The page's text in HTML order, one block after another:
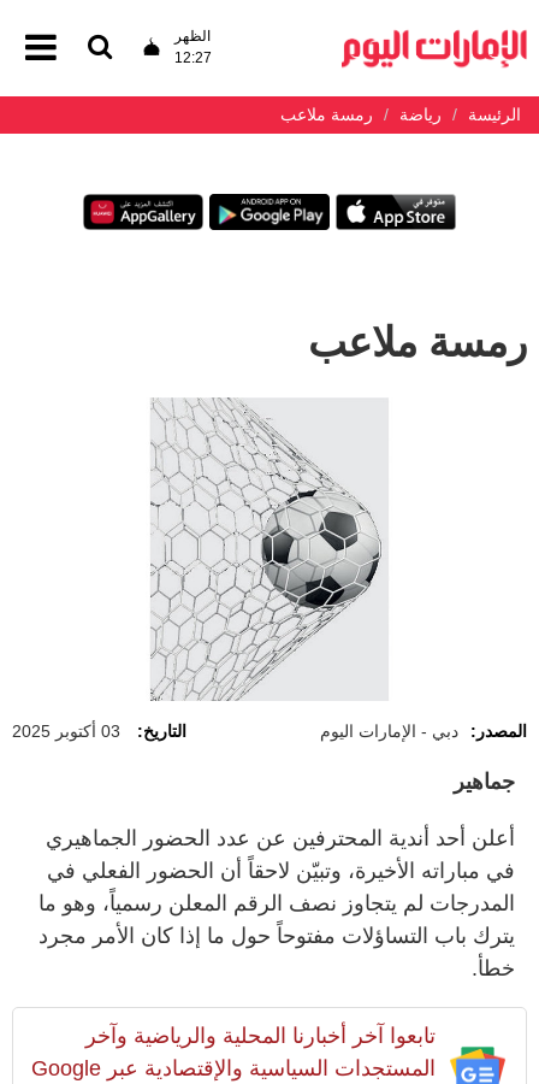
الظهر
12:27
الرئيسة رياضة رمسة ملاعب
رمسة ملاعب
المصدر: دبي - الإمارات اليوم التاريخ: 03 أكتوبر 2025
جماهير
أعلن أحد أندية المحترفين عن عدد الحضور الجماهيري
في مباراته الأخيرة، وتبيّن لاحقاً أن الحضور الفعلي في
المدرجات لم يتجاوز نصف الرقم المعلن رسمياً، وهو ما
يترك باب التساؤلات مفتوحاً حول ما إذا كان الأمر مجرد
خطأ.
تابعوا آخر أخبارنا المحلية والرياضية وآخر
المستجدات السياسية والإقتصادية عبر Google